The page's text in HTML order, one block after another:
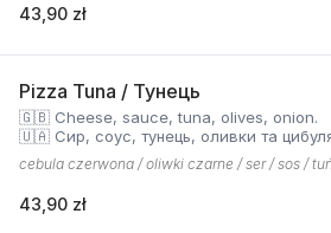
43,90 zł
Pizza Tuna / Тунець
🇬🇧 Cheese, sauce, tuna, olives, onion.
🇺🇦 Сир, соус, тунець, оливки та
cebula czerwona / oliwki czarne / ser / sos /
43,90 zł